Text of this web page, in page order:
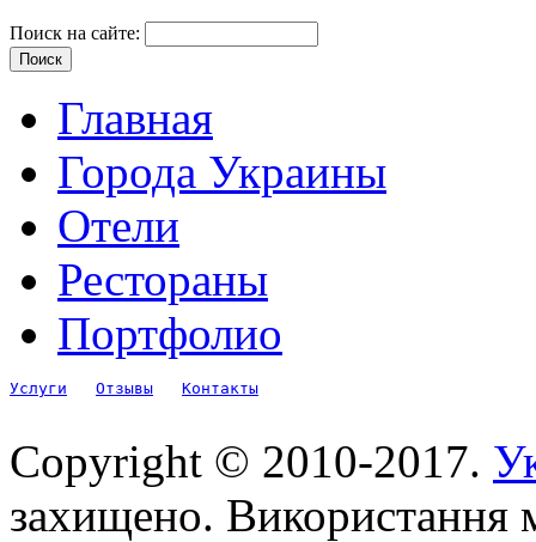
Поиск на сайте:
Главная
Города Украины
Отели
Рестораны
Портфолио
Услуги Отзывы Контакты
Copyright © 2010-2017.
захищено. Використання